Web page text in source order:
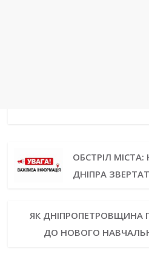
ОБСТРІЛ
ДНІПРА
ЯК ДНІПРОПЕТРОВЩИНА
ДО НОВОГО